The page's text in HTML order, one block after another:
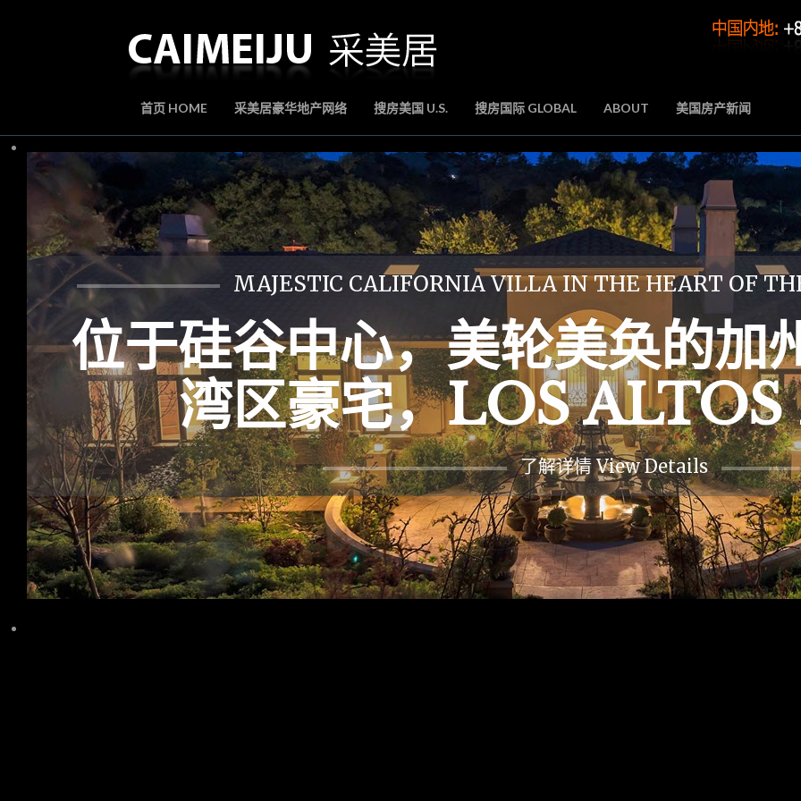
首页 HOME 采美居豪华地产网络 搜房美国 U.S. 搜房国际 GLOBAL ABOUT 美国房产新闻
MAJESTIC CALIFORNIA VILLA IN THE HEART OF
位于硅谷中心，美轮美奂的加
湾区豪宅，LOS
了解详情 View Details